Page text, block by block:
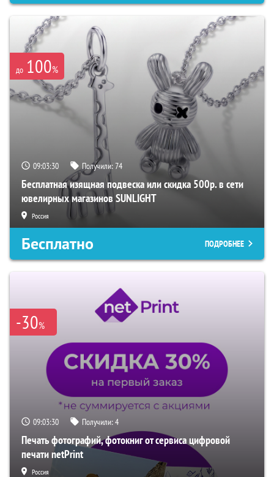
до 100%
09:03:29 Получили:74
Бесплатная изящная подвеска или скидка 500р. в сети
ювелирных магазинов SUNLIGHT
Россия
Бесплатно ПОДРОБНЕЕ
-30%
09:03:29 Получили:4
Печать фотографий, фотокниг от сервиса цифровой
печати netPrint
Россия